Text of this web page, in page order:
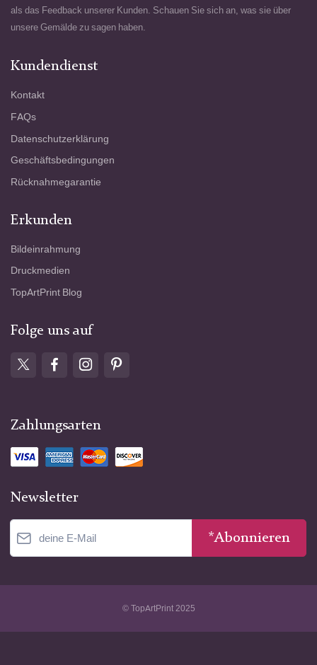
als das Feedback unserer Kunden. Schauen Sie sich an, was sie über
unsere Gemälde zu sagen haben.
Kundendienst
Kontakt
FAQs
Datenschutzerklärung
Geschäftsbedingungen
Rücknahmegarantie
Erkunden
Bildeinrahmung
Druckmedien
TopArtPrint Blog
Folge uns auf
Zahlungsarten
Newsletter
*Abonnieren
© TopArtPrint 2025